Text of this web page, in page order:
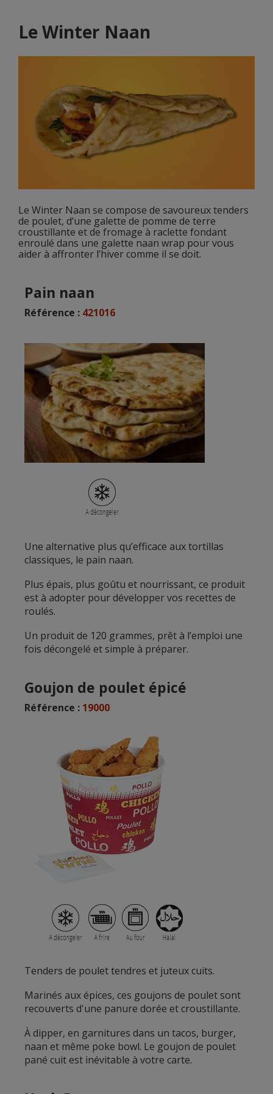
LeWinter Naan
Le Winter Naan se compose de savoureux tenders
de poulet, d’une galette de pomme de terre
croustillante et de fromage à raclette fondant
enroulé dans une galette naan wrap pour vous
aider à affronter l’hiver comme il se doit.
Pain naan
Référence : 421016
Une alternative plus qu’efficace aux tortillas
classiques, le pain naan.
Plus épais, plus goûtu et nourrissant, ce produit
est à adopter pour développer vos recettes de
roulés.
Un produit de 120 grammes, prêt à l’emploi une
fois décongelé et simple à préparer.
Goujon de poulet épicé
Référence : 19000
Tenders de poulet tendres et juteux cuits.
Marinés aux épices, ces goujons de poulet sont
recouverts d'une panure dorée et croustillante.
À dipper, en garnitures dans un tacos, burger,
naan et même poke bowl. Le goujon de poulet
pané cuit est inévitable à votre carte.